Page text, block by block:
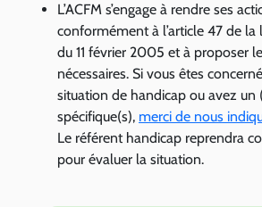
L’ACFM s’engage à rendre ses
conformément à l’article 47 de la
du 11 février 2005 et à proposer
nécessaires. Si vous êtes
situation de handicap ou avez un
spécifique(s), merci de nous
Le référent handicap reprendra
pour évaluer la situation.